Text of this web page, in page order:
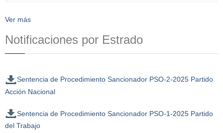
Ver más
Notificaciones por Estrado
Sentencia de Procedimiento Sancionador PSO-2-2025 Partido
Acción Nacional
Sentencia de Procedimiento Sancionador PSO-1-2025 Partido
del Trabajo